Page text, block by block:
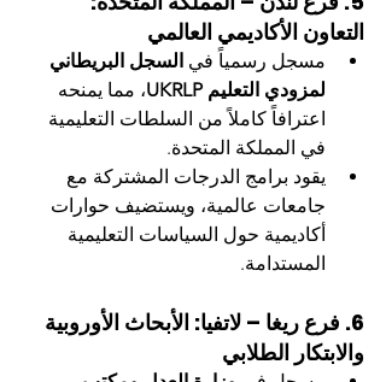
التعاون الأكاديمي العالمي
مسجل رسمياً في السجل البريطاني
لمزودي التعليم UKRLP
، مما يمنحه
اعترافاً كاملاً من السلطات التعليمية
في المملكة المتحدة.
يقود برامج الدرجات المشتركة مع
جامعات عالمية، ويستضيف حوارات
أكاديمية حول السياسات التعليمية
المستدامة.
6. فرع ريغا – لاتفيا: الأبحاث الأوروبية
والابتكار الطلابي